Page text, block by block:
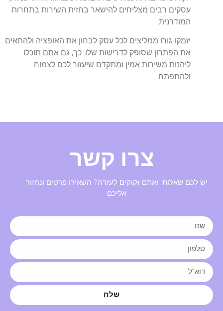
עסקים רבים מצליחים להישאר בחזית השירות בתחרות
המודרנית.
יזמקו גורו ממליצים לכל עסק לבחון את האופציה ולהתאים
את הפתרון שסופק לדרישות שלו. כך, גם אתם תוכלו
ליהנות משירות אמין ומתקדם שיעזור לכם לצמוח
ולהתפתח.
צרו קשר
יש לכם שאלות ואתם זקוקים לעזרה? השאירו פרטים ונחזור
אליכם
שלח